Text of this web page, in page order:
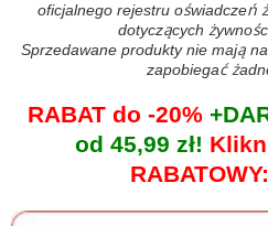
oficjalnego rejestru oświadczeń
dotyczących
Sprzedawane produkty nie mają
zapobiegać
RABAT do -20%
od 45,99 zł!
RABATOWY: